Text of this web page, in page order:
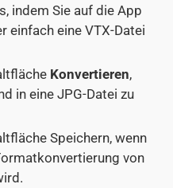
indem Sie auf die App
einfach eine VTX-Datei
Konvertieren,
in eine JPG-Datei zu
Speichern, wenn
von